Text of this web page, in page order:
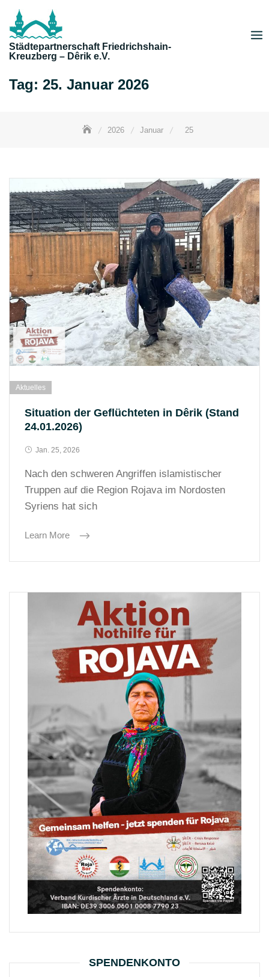
content
Städtepartnerschaft Friedrichshain-
Kreuzberg – Dêrik e.V.
Tag: 25. Januar 2026
2026 Januar 25
Aktuelles
Situation der Geflüchteten in Dêrik (Stand
24.01.2026)
Jan. 25, 2026
Nach den schweren Angriffen islamistischer
Truppen auf die Region Rojava im Nordosten
Syriens hat sich
Learn More
SPENDENKONTO